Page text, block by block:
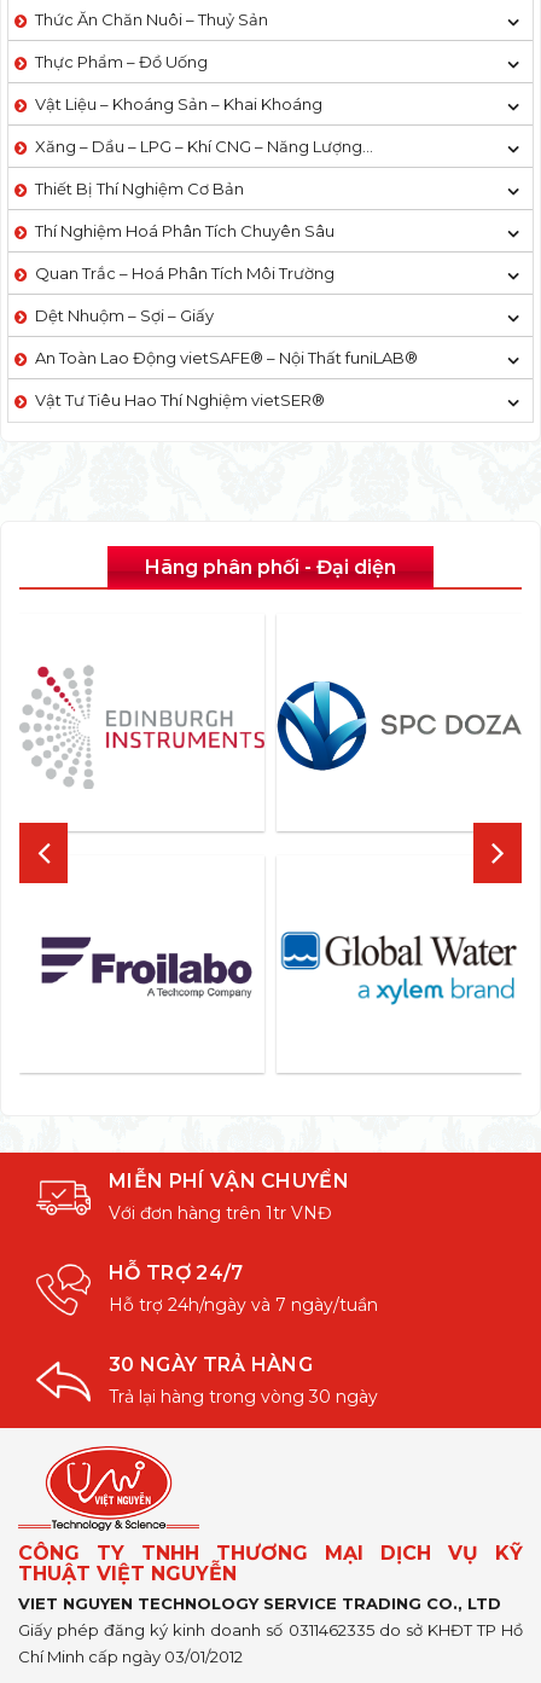
Thức Ăn Chăn Nuôi – Thuỷ Sản
Thực Phẩm – Đồ Uống
Vật Liệu – Khoáng Sản – Khai Khoáng
Xăng – Dầu – LPG – Khí CNG – Năng Lượng…
Thiết Bị Thí Nghiệm Cơ Bản
Thí Nghiệm Hoá Phân Tích Chuyên Sâu
Quan Trắc – Hoá Phân Tích Môi Trường
Dệt Nhuộm – Sợi – Giấy
An Toàn Lao Động vietSAFE® – Nội Thất funiLAB®
Vật Tư Tiêu Hao Thí Nghiệm vietSER®
Hãng phân phối - Đại diện
MIỄN PHÍ VẬN CHUYỂN
Với đơn hàng trên 1tr VNĐ
HỖ TRỢ 24/7
Hỗ trợ 24h/ngày và 7 ngày/tuần
30 NGÀY TRẢ HÀNG
Trả lại hàng trong vòng 30 ngày
CÔNG TY TNHH THƯƠNG MẠI DỊCH VỤ KỸ
THUẬT VIỆT NGUYỄN
VIET NGUYEN TECHNOLOGY SERVICE TRADING CO., LTD
Giấy phép đăng ký kinh doanh số 0311462335 do sở KHĐT TP Hồ
Chí Minh cấp ngày 03/01/2012